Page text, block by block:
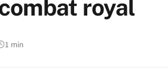
royal
1 min